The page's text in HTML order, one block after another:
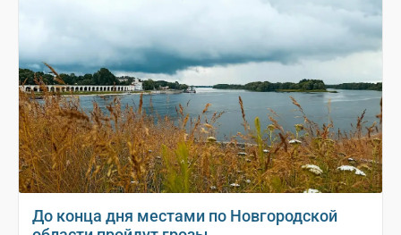
До конца дня местами по Новгородской